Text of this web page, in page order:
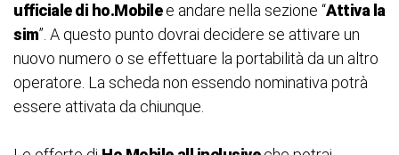
ufficiale di ho.Mobilee andare nella sezione “Attiva la
sim”. A questo punto dovrai decidere se attivare un
nuovo numero o se effettuare la portabilità da un altro
operatore. La scheda non essendo nominativa potrà
essere attivata da chiunque.